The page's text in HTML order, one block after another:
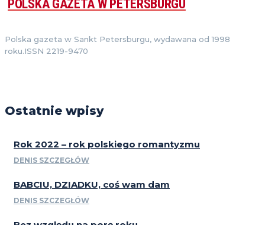
POLSKA GAZETA W PETERSBURGU
Polska gazeta w Sankt Petersburgu, wydawana od 1998
roku.ISSN 2219-9470
Ostatnie wpisy
Rok 2022 – rok polskiego romantyzmu
DENIS SZCZEGŁÓW
BABCIU, DZIADKU, coś wam dam
DENIS SZCZEGŁÓW